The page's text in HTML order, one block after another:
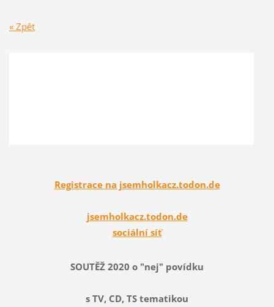
« Zpět
Registrace na jsemholkacz.todon.de
jsemholkacz.todon.de
sociální síť
SOUTĚŽ 2020 o "nej" povídku
s TV, CD, TS tematikou